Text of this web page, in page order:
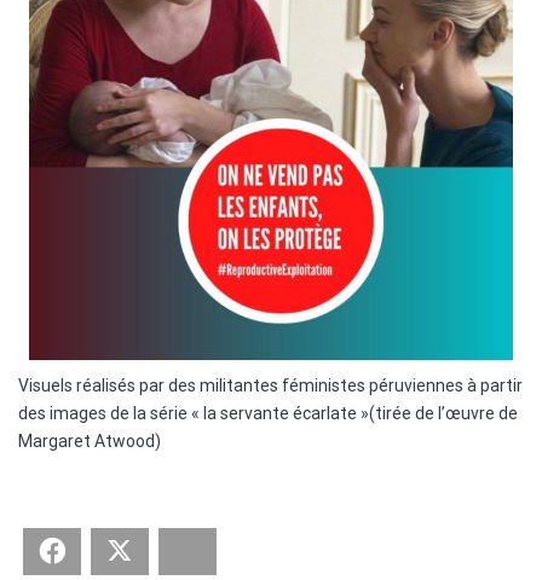
Visuels réalisés par des militantes féministes péruviennes à partir
des images de la série « la servante écarlate »(tirée de l’œuvre de
Margaret Atwood)
Facebook